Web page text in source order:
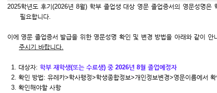
2025학년도 후기(2026년 8월) 학부 졸업생 대상 영문 졸업증서의 영문성명은
필요합니다.
이에 영문 졸업증서 발급을 위한 영문성명 확인 및 변경 방법을 아래와 같이 안
주시기 바랍니다.
1. 대상자: 학부 재학생(또는 수료생) 중 2026년 8월 졸업예정자
2. 확인 방법: 유레카>학사행정>학생종합정보>개인정보변경>영문이름에서
3. 확인해야할 사항